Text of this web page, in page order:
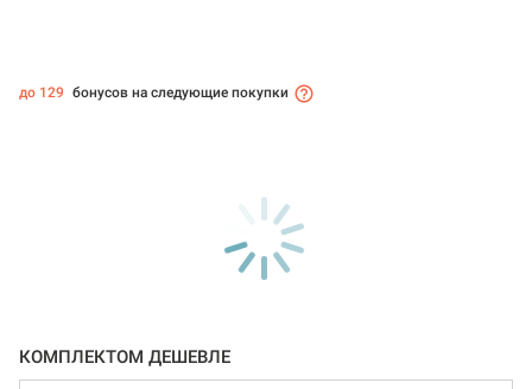
до 129 бонусов на следующие покупки
КОМПЛЕКТОМ ДЕШЕВЛЕ